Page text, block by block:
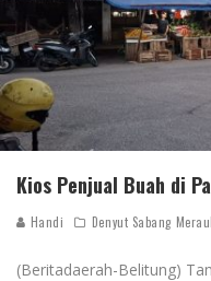
Kios Penjual Buah di
Handi Denyut Sabang
(Beritadaerah-Belitung)